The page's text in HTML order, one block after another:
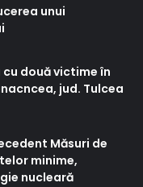
unui
două victime în
jud. Tulcea
Măsuri de
minime,
nucleară